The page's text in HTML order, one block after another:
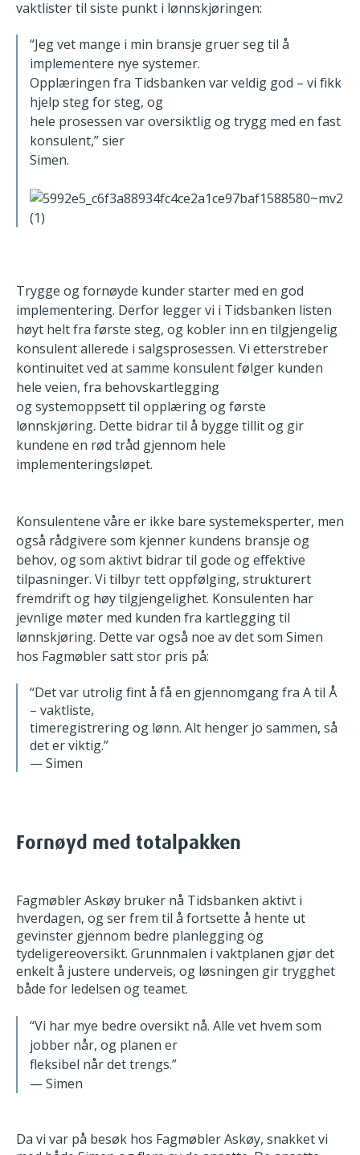
vaktlister til siste punkt i lønnskjøringen:
“Jeg vet mange i min bransje gruer seg til å
implementere nye systemer.
Opplæringen fra Tidsbanken var veldig god – vi fikk
hjelp steg for steg, og
hele prosessen var oversiktlig og trygg med en fast
konsulent,”sier
Simen.
Trygge og fornøyde kunder starter med en god
implementering. Derfor legger vi i Tidsbanken listen
høyt helt fra første steg, og kobler inn en tilgjengelig
konsulent allerede i salgsprosessen. Vi etterstreber
kontinuitetved at samme konsulent følger kunden
hele veien, fra behovskartlegging
og systemoppsett til opplæring og første
lønnskjøring. Dette bidrar til å bygge tillit og gir
kundene en rød tråd gjennom hele
implementeringsløpet.
Konsulentene våre er ikke bare systemeksperter, men
også rådgivere som kjenner kundens bransje og
behov, og som aktivt bidrar til gode ogeffektive
tilpasninger. Vi tilbyr tett oppfølging, strukturert
fremdrift og høytilgjengelighet. Konsulenten har
jevnlige møter med kunden fra kartlegging til
lønnskjøring. Dette var også noe av det som Simen
hos Fagmøbler satt stor pris på:
“Det var utrolig fint å få en gjennomgang fra A til Å
– vaktliste,
timeregistrering og lønn. Alt henger jo sammen, så
det er viktig.”
— Simen
Fornøyd med totalpakken
Fagmøbler Askøy bruker nå Tidsbanken aktivt i
hverdagen, og ser frem til å fortsette å hente ut
gevinster gjennom bedre planlegging og
tydeligereoversikt. Grunnmalen i vaktplanen gjør det
enkelt å justere underveis, og løsningen gir trygghet
både for ledelsen og teamet.
“Vi har mye bedre oversikt nå. Alle vet hvem som
jobber når, og planen er
fleksibel når det trengs.”
— Simen
Da vi var på besøk hos Fagmøbler Askøy, snakket vi